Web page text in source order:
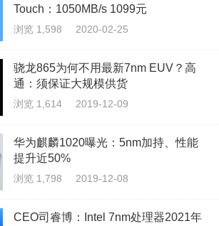
Touch：1050MB/s 1099元
浏览 1,598 2020-02-25
骁龙865为何不用最新7nm EUV？高
通：须保证大规模供货
浏览 1,614 2019-12-09
华为麒麟1020曝光：5nm加持、性能
提升近50%
浏览 1,798 2019-12-08
CEO司睿博：Intel 7nm处理器2021年